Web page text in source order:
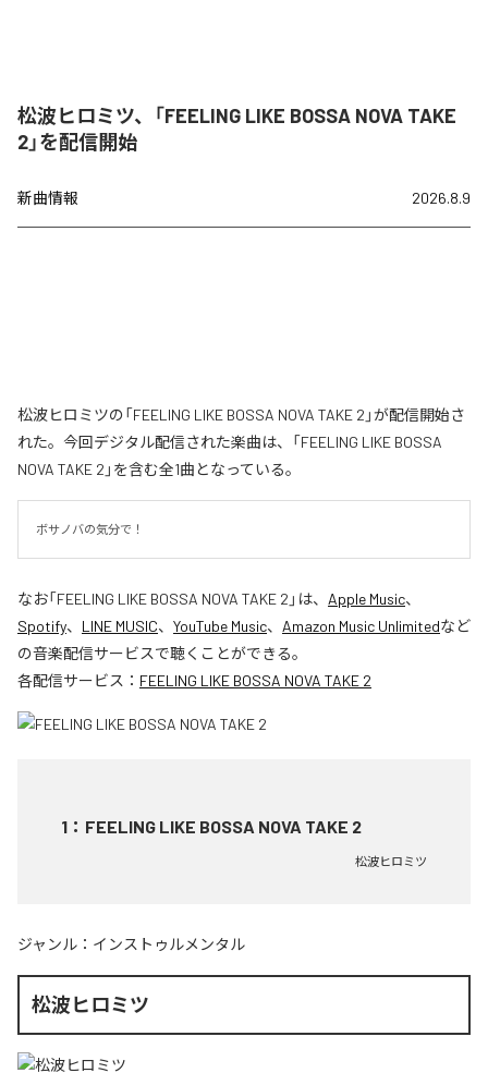
松波ヒロミツ、「FEELING LIKE BOSSA NOVA TAKE
2」を配信開始
新曲情報 2026.8.9
松波ヒロミツの「FEELING LIKE BOSSA NOVA TAKE 2」が配信開始さ
れた。今回デジタル配信された楽曲は、「FEELING LIKE BOSSA
NOVA TAKE 2」を含む全1曲となっている。
ボサノバの気分で！
なお「FEELING LIKE BOSSA NOVA TAKE 2 」は、 Apple Music、
Spotify、 LINE MUSIC、 YouTube Music、 Amazon Music Unlimitedなど
の音楽配信サービスで聴くことができる。
各配信サービス： FEELING LIKE BOSSA NOVA TAKE 2
1 ： FEELING LIKE BOSSA NOVA TAKE 2
松波ヒロミツ
ジャンル： インストゥルメンタル
松波ヒロミツ